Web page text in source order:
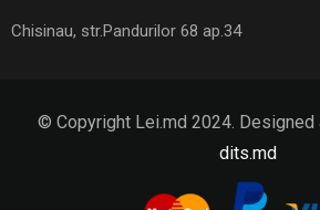
Chisinau, str.Pandurilor 68 ap.34
© Copyright Lei.md 2024. Designed
dits.md